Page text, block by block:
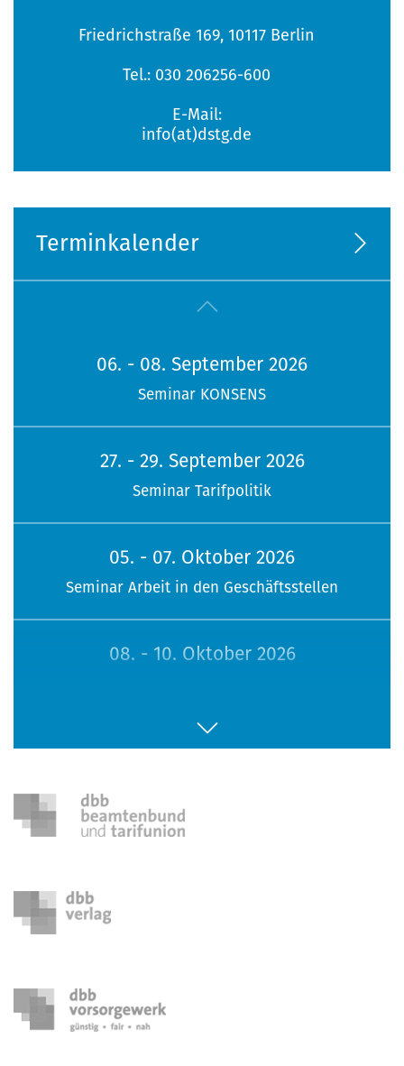
Friedrichstraße 169, 10117 Berlin
Tel.: 030 206256-600
E-Mail:
info(at)dstg.de
Terminkalender
06. - 08. September 2026
Seminar KONSENS
27. - 29. September 2026
Seminar Tarifpolitik
05. - 07. Oktober 2026
Seminar Arbeit in den Geschäftsstellen
08. - 10. Oktober 2026
16. - 18. Oktober 2026